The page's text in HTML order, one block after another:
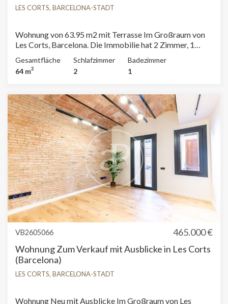
LES CORTS, BARCELONA-STADT
Wohnung von 63.95 m2 mit Terrasse Im Großraum von
Les Corts, Barcelona. Die Immobilie hat 2 Zimmer, 1
Gesamtfläche
64 m2
Schlafzimmer
2
Badezimmer
1
VB2605066
465.000 €
Wohnung Zum Verkauf mit Ausblicke in Les Corts
(Barcelona)
LES CORTS, BARCELONA-STADT
Wohnung Neu mit Ausblicke Im Großraum von Les
Cookies ändern
Technik und Funktional
Immer aktiv
Diese Website verwendet eigene Cookies, um
Informationen zu sammeln, um unsere Dienste zu